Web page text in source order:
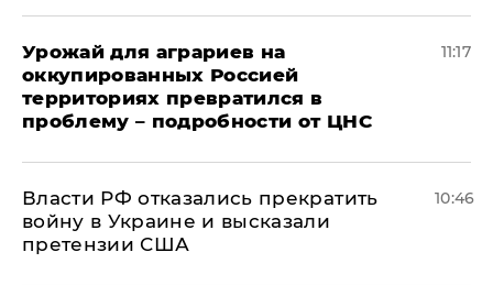
Урожай для аграриев на
оккупированных Россией
территориях превратился в
проблему – подробности от ЦНС
11:17
Власти РФ отказались прекратить
войну в Украине и высказали
претензии США
10:46